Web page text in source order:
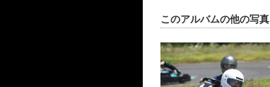
このアルバムの他の写真